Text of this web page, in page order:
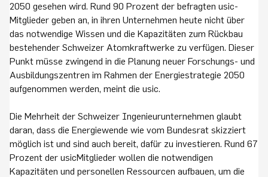
2050 gesehen wird. Rund 90 Prozent der befragten usic-
Mitglieder geben an, in ihren Unternehmen heute nicht über
das notwendige Wissen und die Kapazitäten zum Rückbau
bestehender Schweizer Atomkraftwerke zu verfügen. Dieser
Punkt müsse zwingend in die Planung neuer Forschungs- und
Ausbildungszentren im Rahmen der Energiestrategie 2050
aufgenommen werden, meint die usic.
Die Mehrheit der Schweizer Ingenieurunternehmen glaubt
daran, dass die Energiewende wie vom Bundesrat skizziert
möglich ist und sind auch bereit, dafür zu investieren. Rund 67
Prozent der usicMitglieder wollen die notwendigen
Kapazitäten und personellen Ressourcen aufbauen, um die